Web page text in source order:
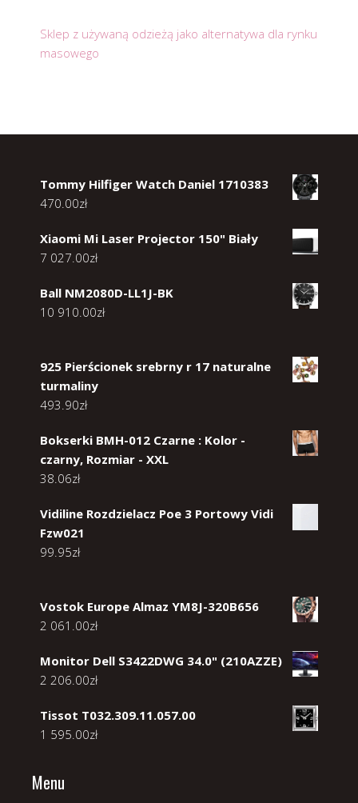
Sklep z używaną odzieżą jako alternatywa dla rynku
masowego
Tommy Hilfiger Watch Daniel 1710383
470.00zł
Xiaomi Mi Laser Projector 150" Biały
7 027.00zł
Ball NM2080D-LL1J-BK
10 910.00zł
925 Pierścionek srebrny r 17 naturalne
turmaliny
493.90zł
Bokserki BMH-012 Czarne : Kolor -
czarny, Rozmiar - XXL
38.06zł
Vidiline Rozdzielacz Poe 3 Portowy Vidi
Fzw021
99.95zł
Vostok Europe Almaz YM8J-320B656
2 061.00zł
Monitor Dell S3422DWG 34.0" (210AZZE)
2 206.00zł
Tissot T032.309.11.057.00
1 595.00zł
Menu